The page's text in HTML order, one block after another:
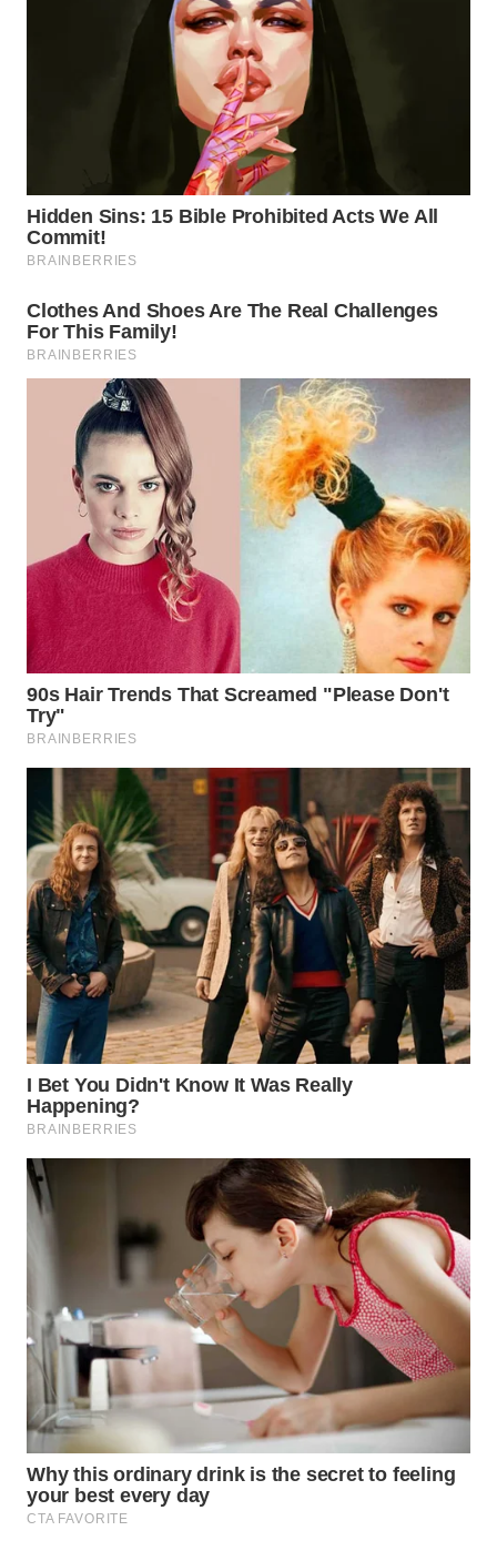
WN
SIMALUNGUN
WN
LABUHANBATU
TAPANULI
TENGAH
WN DELI
SERDANG
WN
TEBING
TINGGI
WN
PAKPAK
KARAWANG
WN
BEKASI
WN
BOGOR
WN
DEPOK
WN
TAPANULI
PADANG
LAWAS
WN
SUMEDANG
WN
CIANJUR